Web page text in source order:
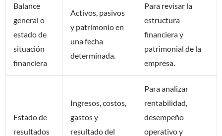
Balance
general o
estado de
situación
financiera
Activos, pasivos
y patrimonio en
una fecha
determinada.
Para revisar la
estructura
financiera y
patrimonial de la
empresa.
Estado de
resultados
Ingresos, costos,
gastos y
resultado del
Para analizar
rentabilidad,
desempeño
operativo y